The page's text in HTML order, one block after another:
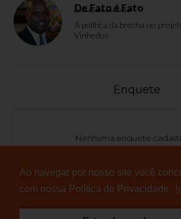
Ao navegar por nosso site você
com nossa Política de Privacidade.
De Fato é Fato
A política da brecha no
Vinhedos
Enquete
Nenhuma enquete